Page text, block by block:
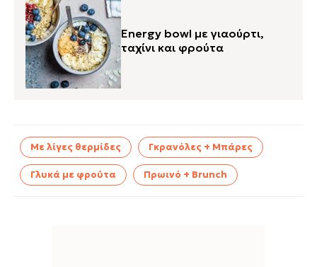
Energy bowl με γιαούρτι,
ταχίνι και φρούτα
Με λίγες θερμίδες Γκρανόλες + Μπάρες
Γλυκά με φρούτα Πρωινό + Brunch